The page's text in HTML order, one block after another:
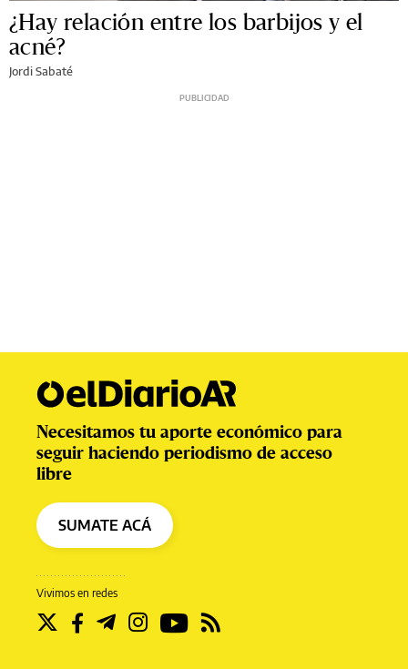
¿Hay relación entre los barbijos y el
acné?
Jordi Sabaté
Vivimos en redes
Necesitamos tu aporte económico para
seguir haciendo periodismo de acceso
libre
SUMATE ACÁ